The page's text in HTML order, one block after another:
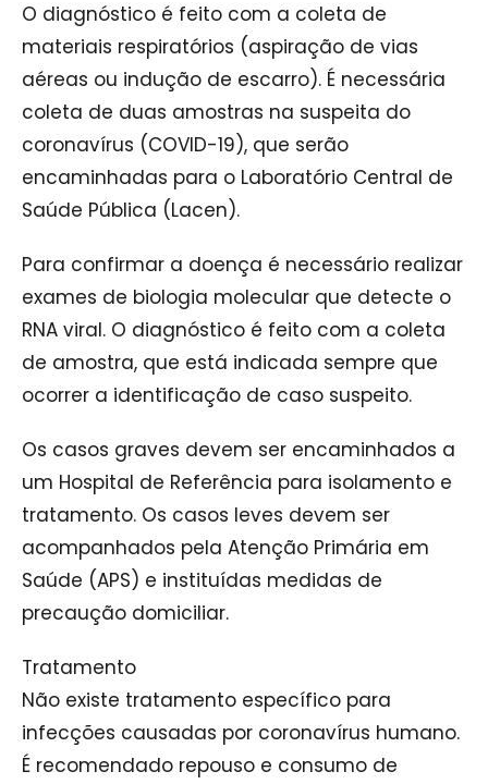
O diagnóstico é feito com a coleta de
materiais respiratórios (aspiração de vias
aéreas ou indução de escarro). É necessária
coleta de duas amostras na suspeita do
coronavírus (COVID-19), que serão
encaminhadas para o Laboratório Central de
Saúde Pública (Lacen).
Para confirmar a doença é necessário realizar
exames de biologia molecular que detecte o
RNA viral. O diagnóstico é feito com a coleta
de amostra, que está indicada sempre que
ocorrer a identificação de caso suspeito.
Os casos graves devem ser encaminhados a
um Hospital de Referência para isolamento e
tratamento. Os casos leves devem ser
acompanhados pela Atenção Primária em
Saúde (APS) e instituídas medidas de
precaução domiciliar.
Tratamento
Não existe tratamento específico para
infecções causadas por coronavírus humano.
É recomendado repouso e consumo de